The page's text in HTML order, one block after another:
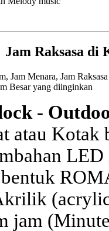
Jam Raksasa di
Jam Menara, Jam
Besar yang diinginkan
-
atau
jam